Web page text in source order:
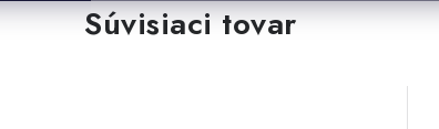
Súvisiaci tovar